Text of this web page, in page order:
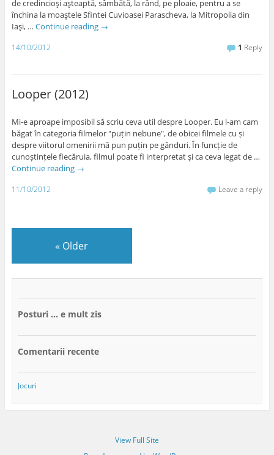
de credincioşi aşteaptă, sâmbătă, la rând, pe ploaie, pentru a se
închina la moaştele Sfintei Cuvioasei Parascheva, la Mitropolia din
Iaşi, … Continue reading →
14/10/2012 1 Reply
Looper (2012)
Mi-e aproape imposibil să scriu ceva util despre Looper. Eu l-am cam
băgat în categoria filmelor "puțin nebune", de obicei filmele cu și
despre viitorul omenirii mă pun puțin pe gânduri. În funcție de
cunoștințele fiecăruia, filmul poate fi interpretat și ca ceva legat de …
Continue reading →
11/10/2012 Leave a reply
« Older
Posturi … e mult zis
Comentarii recente
Jocuri
View Full Site